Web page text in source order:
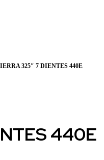
325″ 7 DIENTES 440E
440E